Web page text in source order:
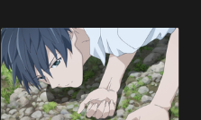
る事に疲れて、彼女を『管理局』に
預けて、咲良田から去ろうと決意し
ていた。それを知ったケイは、春埼
の感情とクラカワマリの幸せを取り
戻すために行動を開始する。